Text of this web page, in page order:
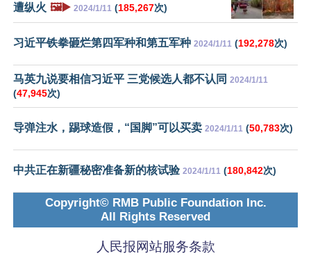
遭纵火 🖼️▶️ 2024/1/11 (185,267次)
习近平铁拳砸烂第四军种和第五军种 2024/1/11 (192,278次)
马英九说要相信习近平 三党候选人都不认同 2024/1/11
(47,945次)
导弹注水，踢球造假，“国脚”可以买卖 2024/1/11 (50,783次)
中共正在新疆秘密准备新的核试验 2024/1/11 (180,842次)
Copyright© RMB Public Foundation Inc.
All Rights Reserved
人民报网站服务条款